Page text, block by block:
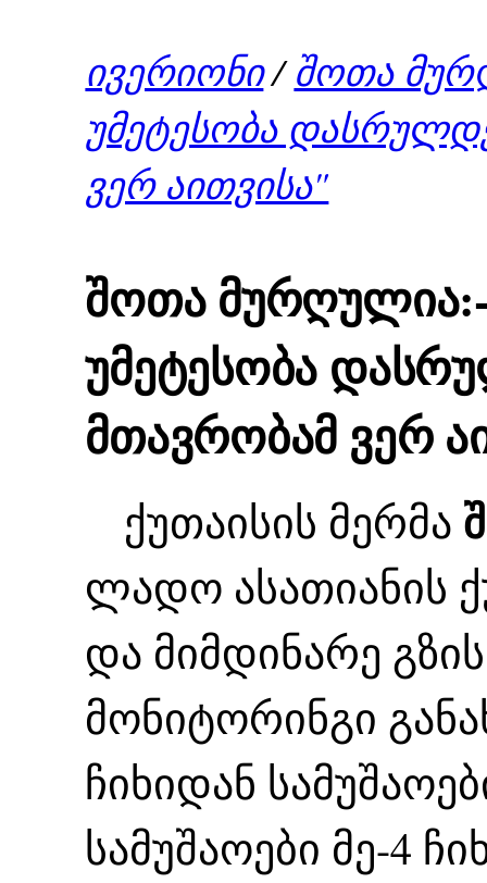
ივერიონი/შოთა
უმეტესობა
ვერ აითვისა"
შოთა
უმეტესობა
მთავრობამ ვერ
ქუთაისის მერმა
ლადო ასათიანის
და მიმდინარე
მონიტორინგი
ჩიხიდან
სამუშაოები მე-4